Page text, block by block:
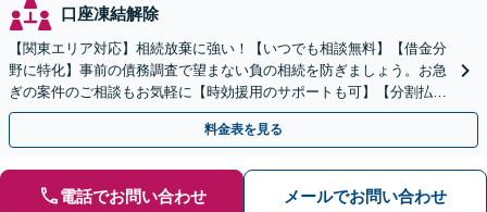
口座凍結解除
【関東エリア対応】相続放棄に強い！【いつでも相談無料】【借金分
野に特化】事前の債務調査で望まない負の相続を防ぎましょう。お急
ぎの案件のご相談もお気軽に【時効援用のサポートも可】【分割払い
利用可】【休日電話相談可能】
料金表を見る
電話でお問い合わせ メールでお問い合わせ